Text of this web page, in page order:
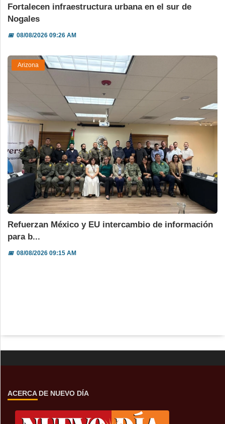
Fortalecen infraestructura urbana en el sur de
Nogales
📅08/08/2026 09:26 AM
Arizona
Refuerzan México y EU intercambio de información
para b...
📅08/08/2026 09:15 AM
ACERCA DE NUEVO DÍA